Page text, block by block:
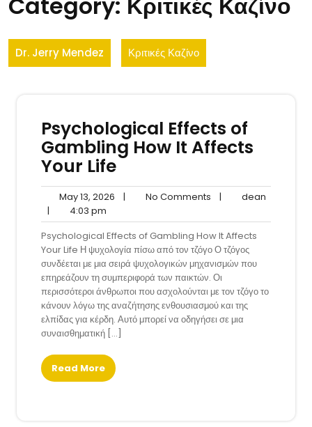
Dr. Jerry Mendez Κριτικές Καζίνο
Psychological Effects of
Gambling How It Affects
Your Life
May 13, 2026 May
2026
| No Comments No| dean
|
4:03 pm
pm
Psychological Effects of Gambling How It Affects
Your Life Η ψυχολογία πίσω από τον τζόγο Ο τζόγος
συνδέεται με μια σειρά ψυχολογικών μηχανισμών που
επηρεάζουν τη συμπεριφορά των παικτών. Οι
περισσότεροι άνθρωποι που ασχολούνται με τον τζόγο το
κάνουν λόγω της αναζήτησης ενθουσιασμού και της
ελπίδας για κέρδη. Αυτό μπορεί να οδηγήσει σε μια
συναισθηματική […]
Read More